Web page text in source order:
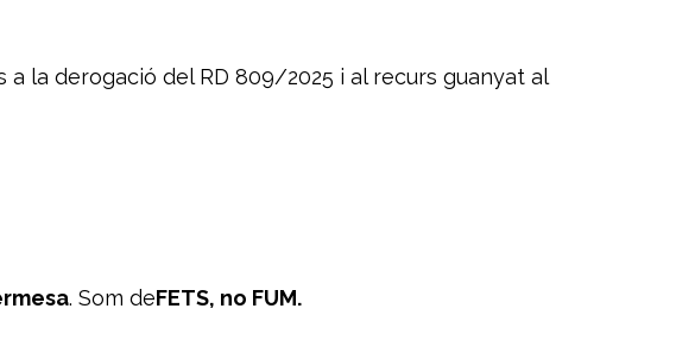
a la derogació del RD 809/2025 i al recurs guanyat al
. Som deFETS, no FUM.